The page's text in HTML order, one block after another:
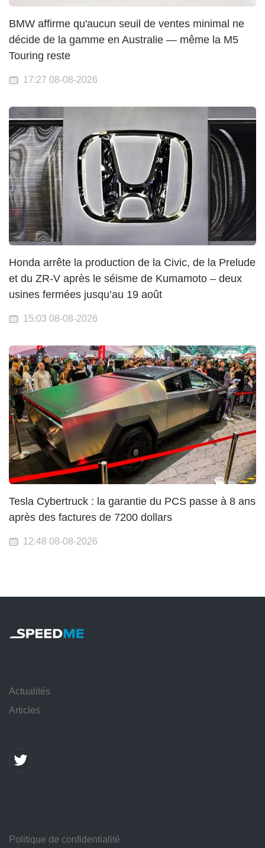
BMW affirme qu'aucun seuil de ventes minimal ne
décide de la gamme en Australie — même la M5
Touring reste
17:27 08-08-2026
Honda arrête la production de la Civic, de la Prelude
et du ZR-V après le séisme de Kumamoto – deux
usines fermées jusqu’au 19 août
15:03 08-08-2026
Tesla Cybertruck : la garantie du PCS passe à 8 ans
après des factures de 7200 dollars
12:48 08-08-2026
Actualités
Articles
Politique de confidentialité